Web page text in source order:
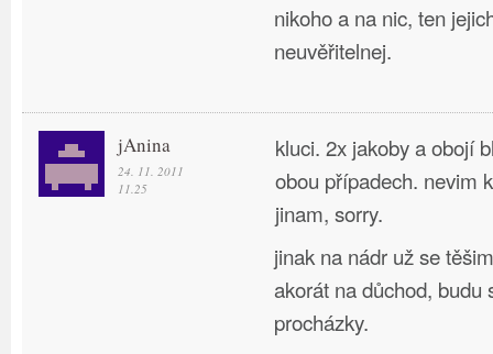
nikoho a na nic, ten
neuvěřitelnej.
jAnina
24. 11. 2011
11.25
kluci. 2x jakoby a obojí
obou případech. nevim
jinam, sorry.
jinak na nádr už se
akorát na důchod, budu
procházky.